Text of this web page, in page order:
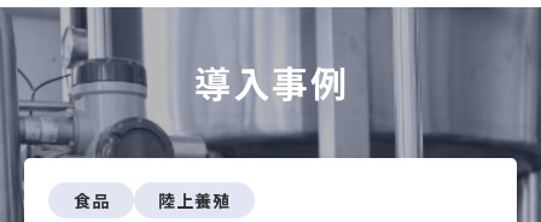
導入事例
食品 陸上養殖